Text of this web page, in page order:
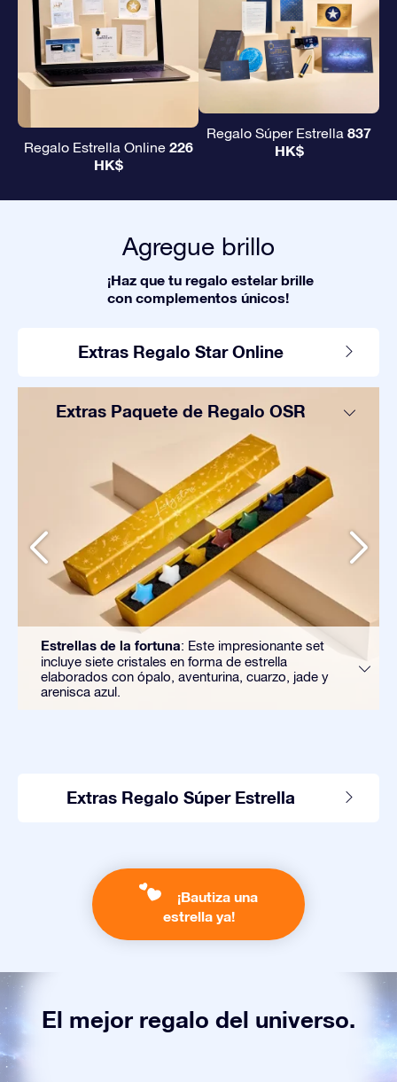
Regalo Estrella Online 226
HK$
Regalo Súper Estrella 837
HK$
Agregue brillo
¡Haz que tu regalo estelar brille
con complementos únicos!
Extras Regalo Star Online
Extras Paquete de Regalo OSR
Estrellas de la fortuna: Este impresionante set
incluye siete cristales en forma de estrella
elaborados con ópalo, aventurina, cuarzo, jade y
arenisca azul.
Extras Regalo Súper Estrella
¡Bautiza una
estrella ya!
El mejor regalo del universo.